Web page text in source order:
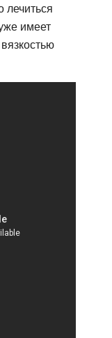
имеет